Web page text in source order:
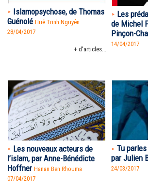
Islamopsychose, de Thomas
Guénolé Huê Trinh Nguyên
28/04/2017
+ d'articles...
Les
de Michel
Pinçon-
14/04/2017
Les nouveaux acteurs de
l’islam, par Anne-Bénédicte
Hoffner Hanan Ben Rhouma
07/04/2017
Tu
par Julien
24/03/2017